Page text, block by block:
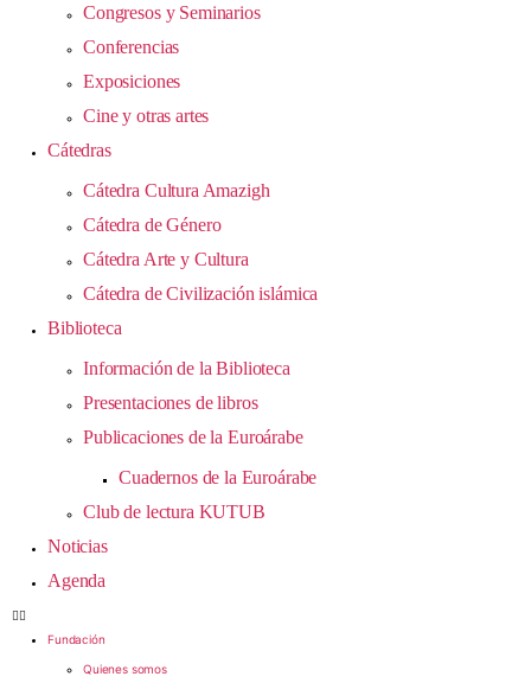
Congresos y Seminarios
Conferencias
Exposiciones
Cine y otras artes
Cátedras
Cátedra Cultura Amazigh
Cátedra de Género
Cátedra Arte y Cultura
Cátedra de Civilización islámica
Biblioteca
Información de la Biblioteca
Presentaciones de libros
Publicaciones de la Euroárabe
Cuadernos de la Euroárabe
Club de lectura KUTUB
Noticias
Agenda
Fundación
Quienes somos